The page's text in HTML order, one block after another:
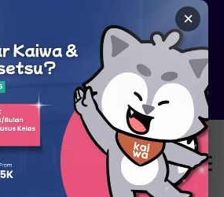
×
Timur
Login